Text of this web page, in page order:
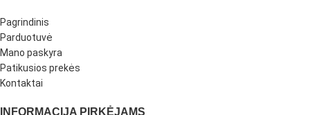
Pagrindinis
Parduotuvė
Mano paskyra
Patikusios prekės
Kontaktai
INFORMACIJA PIRKĖJAMS